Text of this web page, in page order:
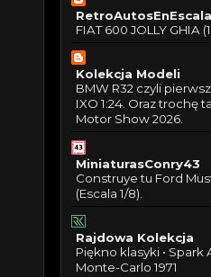
RetroAutosEnEscala
FIAT 600 JOLLY GHIA
Kolekcja Modeli
BMW R32 czyli
IXO 1:24. Oraz trochę
Motor Show 2026.
MiniaturasConry43
Construye tu Ford
(Escala 1/8).
Rajdowa Kolekcja
Piękno klasyki • Spark
Monte-Carlo 1971